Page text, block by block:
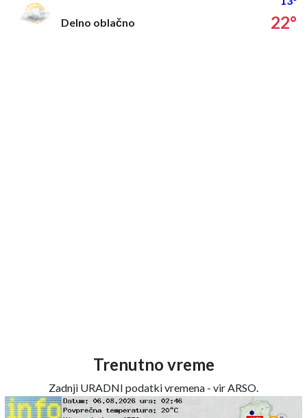
Delno oblačno
22°
Trenutno vreme
Zadnji URADNI podatki vremena - vir ARSO.